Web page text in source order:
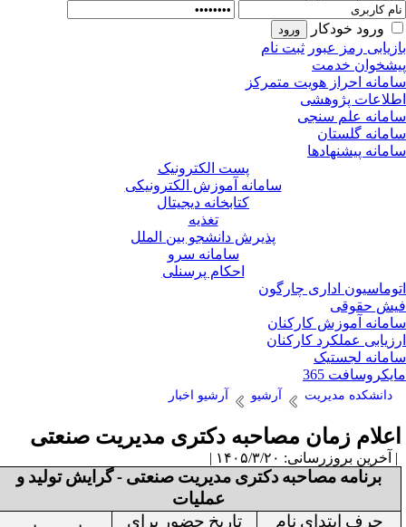
ورود خودکار
رمز عبور ثبت نام
خدمت
احراز هویت متمرکز
پژوهشی
علم سنجی
گلستان
پیشنهادها
پست الکترونیک
سامانه آموزش الکترونیکی
کتابخانه دیجیتال
تغذیه
پذیرش دانشجو بین الملل
سامانه سرو
احکام پرسنلی
اداری چارگون
حقوقی
آموزش کارکنان
عملکرد کارکنان
لجستیک
365
دانشکده مدیریت آرشیو آرشیو اخبار
زمان مصاحبه دکتری مدیریت صنعتی
بروزرسانی: ۱۴۰۵/۳/۲۰ |
برنامه مصاحبه دکتری مدیریت صنعتی - گرایش تولید و
عملیات
حرف ابتدای نام
تاریخ حضور برای